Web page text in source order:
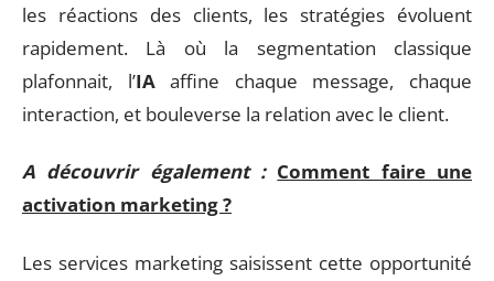
les réactions des clients, les stratégies évoluent
rapidement. Là où la segmentation classique
plafonnait, l’IAaffine chaque message, chaque
interaction, et bouleverse la relation avec le client.
A découvrir également : Comment faire une
activation marketing ?
Les services marketing saisissent cette opportunité